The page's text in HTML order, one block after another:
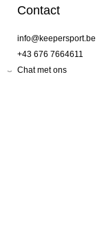
Contact
info@keepersport.be
+43 676 7664611
Chat met ons